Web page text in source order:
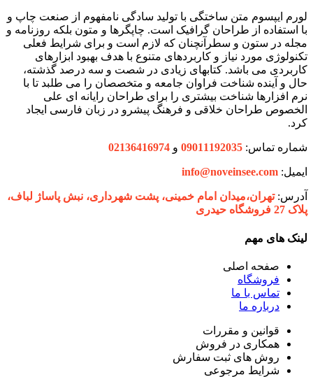
لورم ایپسوم متن ساختگی با تولید سادگی نامفهوم از صنعت چاپ و
با استفاده از طراحان گرافیک است. چاپگرها و متون بلکه روزنامه و
مجله در ستون و سطرآنچنان که لازم است و برای شرایط فعلی
تکنولوژی مورد نیاز و کاربردهای متنوع با هدف بهبود ابزارهای
کاربردی می باشد. کتابهای زیادی در شصت و سه درصد گذشته،
حال و آینده شناخت فراوان جامعه و متخصصان را می طلبد تا با
نرم افزارها شناخت بیشتری را برای طراحان رایانه ای علی
الخصوص طراحان خلاقی و فرهنگ پیشرو در زبان فارسی ایجاد
کرد.
شماره تماس: 09011192035 و 02136416974
ایمیل: info@noveinsee.com
آدرس:تهران،‌میدان امام خمینی، پشت شهرداری، نبش پاساژ لباف،
پلاک 27 فروشگاه حیدری
لینک های مهم
صفحه اصلی
فروشگاه
تماس با ما
درباره ما
قوانین و مقررات
همکاری در فروش
روش های ثبت سفارش
شرایط مرجوعی